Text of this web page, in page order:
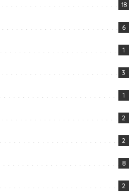
18
6
1
3
1
2
2
8
2